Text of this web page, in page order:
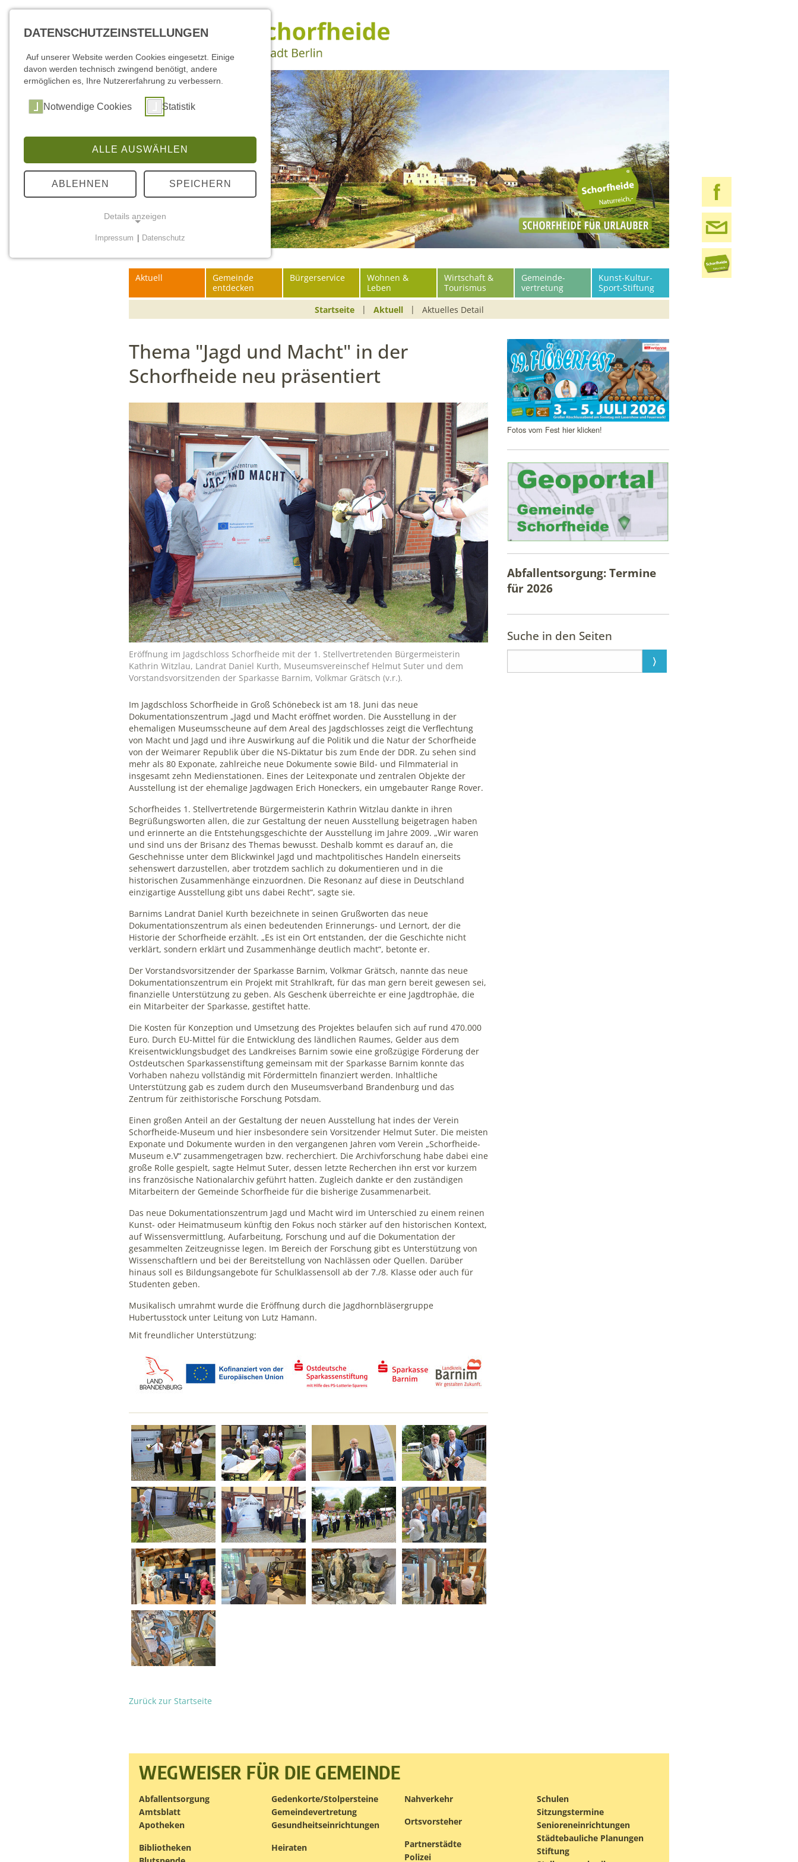
Aktuell
Gemeinde
entdecken
Bürgerservice
Wohnen &
Leben
Wirtschaft &
Tourismus
Gemeinde-
vertretung
Kunst-Kultur-
Sport-Stiftung
Startseite
Aktuell Aktuelles Detail
Thema "Jagd und Macht" in der
Schorfheide neu präsentiert
Eröffnung im Jagdschloss Schorfheide mit der 1. Stellvertretenden Bürgermeisterin
Kathrin Witzlau, Landrat Daniel Kurth, Museumsvereinschef Helmut Suter und dem
Vorstandsvorsitzenden der Sparkasse Barnim, Volkmar Grätsch (v.r.).
Im Jagdschloss Schorfheide in Groß Schönebeck ist am 18. Juni das neue
Dokumentationszentrum „Jagd und Macht eröffnet worden. Die Ausstellung in der
ehemaligen Museumsscheune auf dem Areal des Jagdschlosses zeigt die Verflechtung
von Macht und Jagd und ihre Auswirkung auf die Politik und die Natur der Schorfheide
von der Weimarer Republik über die NS-Diktatur bis zum Ende der DDR. Zu sehen sind
mehr als 80 Exponate, zahlreiche neue Dokumente sowie Bild- und Filmmaterial in
insgesamt zehn Medienstationen. Eines der Leitexponate und zentralen Objekte der
Ausstellung ist der ehemalige Jagdwagen Erich Honeckers, ein umgebauter Range Rover.
Schorfheides 1. Stellvertretende Bürgermeisterin Kathrin Witzlau dankte in ihren
Begrüßungsworten allen, die zur Gestaltung der neuen Ausstellung beigetragen haben
und erinnerte an die Entstehungsgeschichte der Ausstellung im Jahre 2009. „Wir waren
und sind uns der Brisanz des Themas bewusst. Deshalb kommt es darauf an, die
Geschehnisse unter dem Blickwinkel Jagd und machtpolitisches Handeln einerseits
sehenswert darzustellen, aber trotzdem sachlich zu dokumentieren und in die
historischen Zusammenhänge einzuordnen. Die Resonanz auf diese in Deutschland
einzigartige Ausstellung gibt uns dabei Recht“, sagte sie.
Barnims Landrat Daniel Kurth bezeichnete in seinen Grußworten das neue
Dokumentationszentrum als einen bedeutenden Erinnerungs- und Lernort, der die
Historie der Schorfheide erzählt. „Es ist ein Ort entstanden, der die Geschichte nicht
verklärt, sondern erklärt und Zusammenhänge deutlich macht“, betonte er.
Der Vorstandsvorsitzender der Sparkasse Barnim, Volkmar Grätsch, nannte das neue
Dokumentationszentrum ein Projekt mit Strahlkraft, für das man gern bereit gewesen sei,
finanzielle Unterstützung zu geben. Als Geschenk überreichte er eine Jagdtrophäe, die
ein Mitarbeiter der Sparkasse, gestiftet hatte.
Die Kosten für Konzeption und Umsetzung des Projektes belaufen sich auf rund 470.000
Euro. Durch EU-Mittel für die Entwicklung des ländlichen Raumes, Gelder aus dem
Kreisentwicklungsbudget des Landkreises Barnim sowie eine großzügige Förderung der
Ostdeutschen Sparkassenstiftung gemeinsam mit der Sparkasse Barnim konnte das
Vorhaben nahezu vollständig mit Fördermitteln finanziert werden. Inhaltliche
Unterstützung gab es zudem durch den Museumsverband Brandenburg und das
Zentrum für zeithistorische Forschung Potsdam.
Einen großen Anteil an der Gestaltung der neuen Ausstellung hat indes der Verein
Schorfheide-Museum und hier insbesondere sein Vorsitzender Helmut Suter. Die meisten
Exponate und Dokumente wurden in den vergangenen Jahren vom Verein „Schorfheide-
Museum e.V“ zusammengetragen bzw. recherchiert. Die Archivforschung habe dabei eine
große Rolle gespielt, sagte Helmut Suter, dessen letzte Recherchen ihn erst vor kurzem
ins französische Nationalarchiv geführt hatten. Zugleich dankte er den zuständigen
Mitarbeitern der Gemeinde Schorfheide für die bisherige Zusammenarbeit.
Das neue Dokumentationszentrum Jagd und Macht wird im Unterschied zu einem reinen
Kunst- oder Heimatmuseum künftig den Fokus noch stärker auf den historischen Kontext,
auf Wissensvermittlung, Aufarbeitung, Forschung und auf die Dokumentation der
gesammelten Zeitzeugnisse legen. Im Bereich der Forschung gibt es Unterstützung von
Wissenschaftlern und bei der Bereitstellung von Nachlässen oder Quellen. Darüber
hinaus soll es Bildungsangebote für Schulklassensoll ab der 7./8. Klasse oder auch für
Studenten geben.
Musikalisch umrahmt wurde die Eröffnung durch die Jagdhornbläsergruppe
Hubertusstock unter Leitung von Lutz Hamann.
Mit freundlicher Unterstützung:
Zurück zur Startseite
Schlagzeilen
Fotos vom Fest hier klicken!
Abfallentsorgung: Termine
für2026
Suche in den Seiten
WEGWEISER FÜR DIE GEMEINDE
Abfallentsorgung
Amtsblatt
Apotheken
Bibliotheken
Gedenkorte/Stolpersteine
Gemeindevertretung
Gesundheitseinrichtungen
Heiraten
Nahverkehr
Ortsvorsteher
Partnerstädte
Polizei
Schulen
Sitzungstermine
Senioreneinrichtungen
Städtebauliche Planungen
Stiftung
DATENSCHUTZEINSTELLUNGEN
Auf unserer Website werden Cookies eingesetzt. Einige
davon werden technisch zwingend benötigt, andere
ermöglichen es, Ihre Nutzererfahrung zu verbessern.
Notwendige Cookies Statistik
ALLE AUSWÄHLEN
ABLEHNEN SPEICHERN
Details anzeigen
Funktionen der Website benötigt. Dadurch ist
gewährleistet, dass die Website einwandfrei funktioniert.
mtm_consent_removed
Cookies zum Speichern der Cookie
mindshape Cookie Consent
Statistik-Cookies erfassen Informationen anonym. Diese
Informationen helfen uns zu verstehen, wie Besucher
Grundlage für Verbesserungen der Nutzererfahrung
Impressum Datenschutz